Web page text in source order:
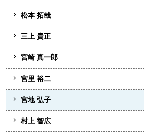
松本 拓哉
三上 貴正
宮崎 真一郎
宮里 裕二
宮地 弘子
村上 智広